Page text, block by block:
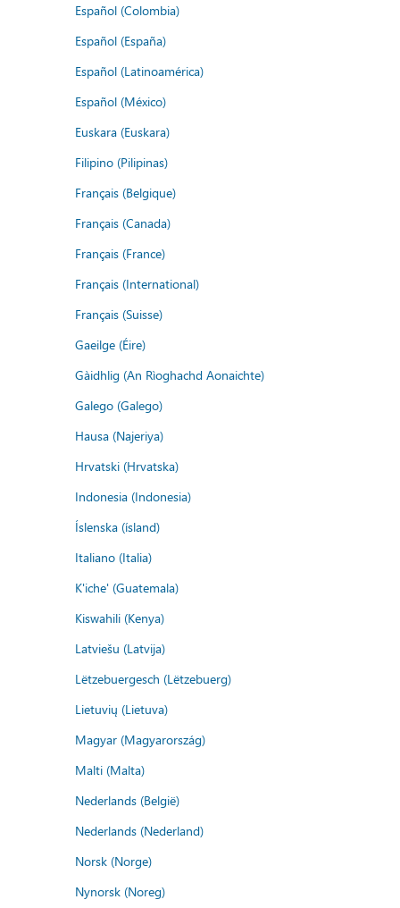
Español (Colombia)
Español (España)
Español (Latinoamérica)
Español (México)
Euskara (Euskara)
Filipino (Pilipinas)
Français (Belgique)
Français (Canada)
Français (France)
Français (International)
Français (Suisse)
Gaeilge (Éire)
Gàidhlig (An Rìoghachd Aonaichte)
Galego (Galego)
Hausa (Najeriya)
Hrvatski (Hrvatska)
Indonesia (Indonesia)
Íslenska (ísland)
Italiano (Italia)
K'iche' (Guatemala)
Kiswahili (Kenya)
Latviešu (Latvija)
Lëtzebuergesch (Lëtzebuerg)
Lietuvių (Lietuva)
Magyar (Magyarország)
Malti (Malta)
Nederlands (België)
Nederlands (Nederland)
Norsk (Norge)
Nynorsk (Noreg)